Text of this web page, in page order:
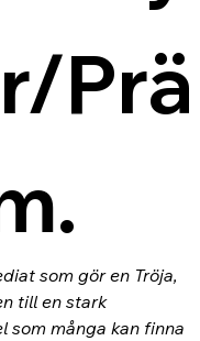
Prä
som gör en Tröja,
till en stark
som många kan finna